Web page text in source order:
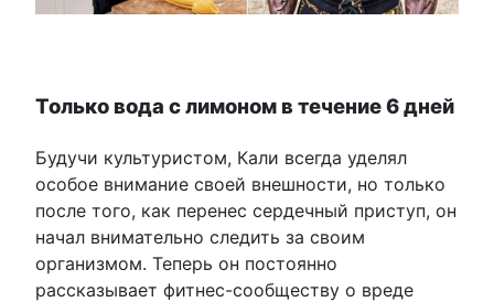
Только вода с лимоном в течение 6 дней
Будучи культуристом, Кали всегда уделял
особое внимание своей внешности, но только
после того, как перенес сердечный приступ, он
начал внимательно следить за своим
организмом. Теперь он постоянно
рассказывает фитнес-сообществу о вреде